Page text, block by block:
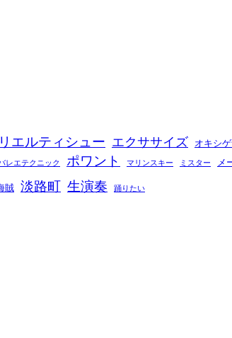
エルティシュー エクササイズ オキシ
レエテクニック ポワント マリンスキー ミスター メ
賊 淡路町 生演奏 踊りたい